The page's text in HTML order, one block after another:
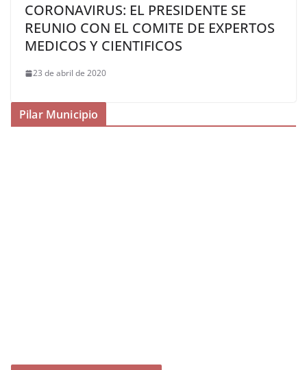
CORONAVIRUS: EL PRESIDENTE SE
REUNIO CON EL COMITE DE EXPERTOS
MEDICOS Y CIENTIFICOS
23 de abril de 2020
Pilar Municipio